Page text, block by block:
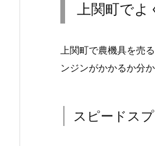
上関町でよ
上関町で農機具を売
ンジンがかかるか分
スピードス